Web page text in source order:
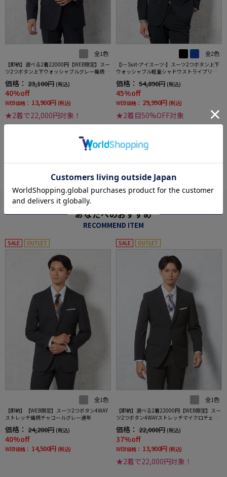
全1色
【即納】選べる2着22000円【WEB限定】スー
ツ2つボタン上下ウォッシャブルグレー織柄無
価格： 23,100円 (税込)
40%off
WEB価格： 13,900円 (税込)
★2着で22,000円対象！
全2色
【i－Suit-アイスーツ-】スーツ2つボタン上下
ウォッシャブル軽量シャドウストライプリッ
価格： 54,890円 (税込)
45%off
WEB価格： 29,990円 (税込)
★2着目50%OFF対象
あなたへのおすすめ
RECOMMEND ITEM
SALE OUTLET
全1色
【即納】【WEB限定】スーツ2つボタン4WAY
ストレッチ織柄チャコールグレー通年
価格： 24,200円 (税込)
40%off
WEB価格： 14,500円 (税込)
SALE OUTLET
全1色
【即納】選べる2着22000円【WEB限定】スー
ツ2つボタン4WAYストレッチマイクロチェッ
価格： 22,000円 (税込)
37%off
WEB価格： 13,900円 (税込)
★2着で22,000円対象！